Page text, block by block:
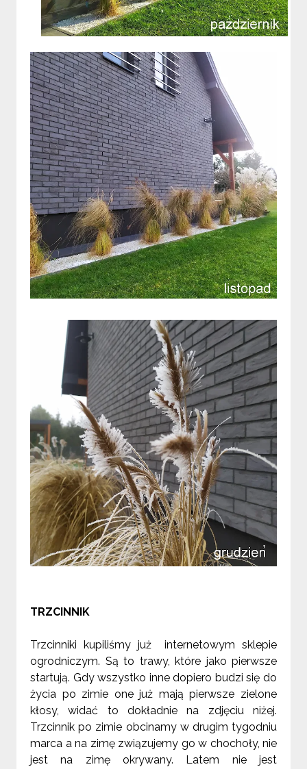
TRZCINNIK
Trzcinniki kupiliśmy już internetowym sklepie
ogrodniczym. Są to trawy, które jako pierwsze
startują. Gdy wszystko inne dopiero budzi się do
życia po zimie one już mają pierwsze zielone
kłosy, widać to dokładnie na zdjęciu niżej.
Trzcinnik po zimie obcinamy w drugim tygodniu
marca a na zimę związujemy go w chochoły, nie
jest na zimę okrywany. Latem nie jest